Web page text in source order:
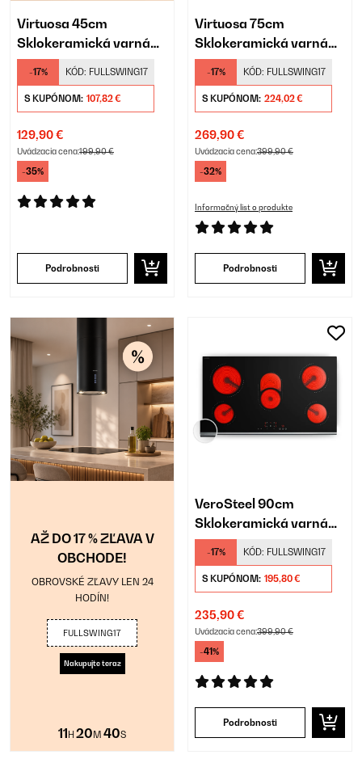
Virtuosa 45cm
Sklokeramická varná
doska 3 Varné zóny
Čierna
-17% KÓD: FULLSWING17
S KUPÓNOM: 107,82 €
129,90 €
Uvádzacia cena:199,90 €
-35%
Podrobnosti
Virtuosa 75cm
Sklokeramická varná
doska 5 Varných zón
Čierna
-17% KÓD: FULLSWING17
S KUPÓNOM: 224,02 €
269,90 €
Uvádzacia cena:399,90 €
-32%
Informačný list o produkte
Podrobnosti
AŽ DO 17 % ZĽAVA V
OBCHODE!
OBROVSKÉ ZĽAVY LEN 24
HODÍN!
FULLSWING17
Nakupujte teraz
11 H 20 M 38S
VeroSteel 90cm
Sklokeramická varná
doska 5 Varných zón
Čierna
-17% KÓD: FULLSWING17
S KUPÓNOM: 195,80 €
235,90 €
Uvádzacia cena:399,90 €
-41%
Podrobnosti